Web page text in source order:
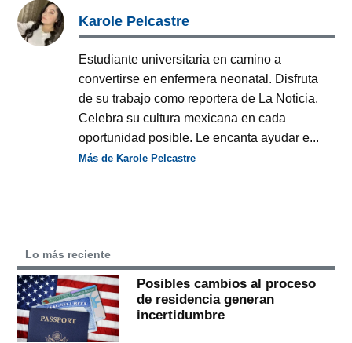
Karole Pelcastre
Estudiante universitaria en camino a
convertirse en enfermera neonatal. Disfruta
de su trabajo como reportera de La Noticia.
Celebra su cultura mexicana en cada
oportunidad posible. Le encanta ayudar e...
Más de Karole Pelcastre
Lo más reciente
Posibles cambios al proceso
de residencia generan
incertidumbre